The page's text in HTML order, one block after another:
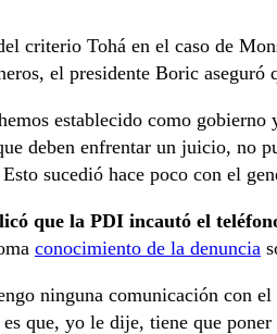
criterio Tohá en el caso de
el presidente Boric aseguró
establecido como gobierno
deben enfrentar un juicio, no
sucedió hace poco con el
que la PDI incautó el
conocimiento de la denuncia
ninguna comunicación con
que, yo le dije, tiene que